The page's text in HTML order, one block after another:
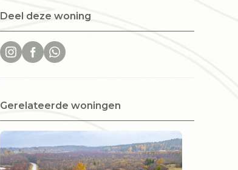
Deel deze woning
Gerelateerde woningen